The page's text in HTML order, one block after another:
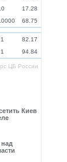
17.28
68.75
1
82.17
1 94.84
ЦБ России
Киев